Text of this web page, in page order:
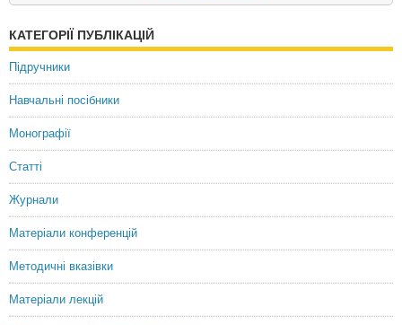
Чрезвычайный и Полномочный Посол Украины
Doctor of Political Sciences, Professor,
Ambassador Extraordinary and Plenipotentiary of Ukraine
КАТЕГОРІЇ ПУБЛІКАЦІЙ
Підручники
Навчальні посібники
Монографії
Статті
Журнали
Матеріали конференцій
Методичні вказівки
Матеріали лекцій